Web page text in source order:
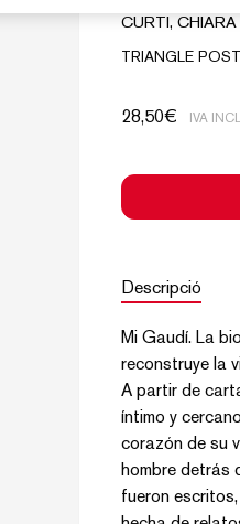
CURTI, CHIARA
TRIANGLE
28,50€ IVA
Descripció
Mi Gaudí. La
reconstruye la
A partir de
íntimo y
corazón de su
hombre detrás
fueron